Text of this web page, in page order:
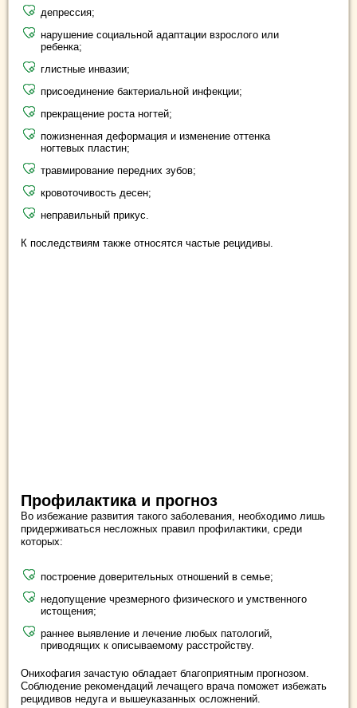
депрессия;
нарушение социальной адаптации взрослого или
ребенка;
глистные инвазии;
присоединение бактериальной инфекции;
прекращение роста ногтей;
пожизненная деформация и изменение оттенка
ногтевых пластин;
травмирование передних зубов;
кровоточивость десен;
неправильный прикус.
К последствиям также относятся частые рецидивы.
Профилактика и прогноз
Во избежание развития такого заболевания, необходимо лишь
придерживаться несложных правил профилактики, среди
которых:
построение доверительных отношений в семье;
недопущение чрезмерного физического и умственного
истощения;
раннее выявление и лечение любых патологий,
приводящих к описываемому расстройству.
Онихофагия зачастую обладает благоприятным прогнозом.
Соблюдение рекомендаций лечащего врача поможет избежать
рецидивов недуга и вышеуказанных осложнений.